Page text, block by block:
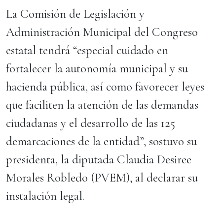
La Comisión de Legislación y
Administración Municipal del Congreso
estatal tendrá “especial cuidado en
fortalecer la autonomía municipal y su
hacienda pública, así como favorecer leyes
que faciliten la atención de las demandas
ciudadanas y el desarrollo de las 125
demarcaciones de la entidad”, sostuvo su
presidenta, la diputada Claudia Desiree
Morales Robledo (PVEM), al declarar su
instalación legal.